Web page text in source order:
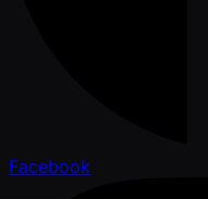
Facebook